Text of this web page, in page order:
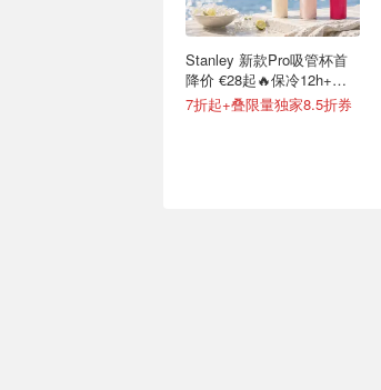
Stanley 新款Pro吸管杯首
降价 €28起🔥保冷12h+，
便携不漏水
7折起+叠限量独家8.5折券